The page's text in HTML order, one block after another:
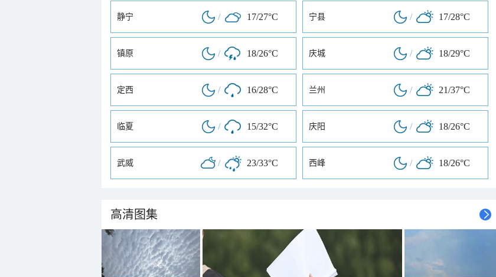
静宁 / 17/27°C 宁县 / 17/28°C
镇原 / 18/26°C 庆城 / 18/29°C
定西 / 16/28°C 兰州 / 21/37°C
临夏 / 15/32°C 庆阳 / 18/26°C
武威 / 23/33°C 西峰 / 18/26°C
高清图集